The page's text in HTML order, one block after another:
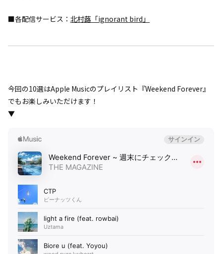
■各配信サービス： 北村蕗「ignorant bird」
今回の10選はApple Musicのプレイリスト『Weekend Forever』
でもお楽しみいただけます！
▼